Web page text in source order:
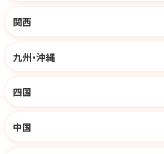
関西
九州・沖縄
四国
中国